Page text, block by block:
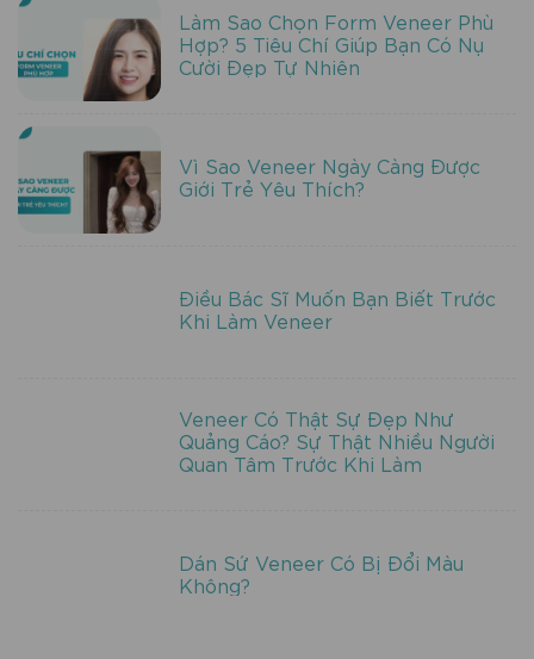
Làm Sao Chọn Form Veneer Phù
Hợp? 5 Tiêu Chí Giúp Bạn Có Nụ
Cười Đẹp Tự Nhiên
Vì Sao Veneer Ngày Càng Được
Giới Trẻ Yêu Thích?
Điều Bác Sĩ Muốn Bạn Biết Trước
Khi Làm Veneer
Veneer Có Thật Sự Đẹp Như
Quảng Cáo? Sự Thật Nhiều Người
Quan Tâm Trước Khi Làm
Dán Sứ Veneer Có Bị Đổi Màu
Không?